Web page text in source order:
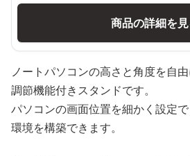
商品の詳細を
ノートパソコンの高さと角度を自
調節機能付きスタンドです。
パソコンの画面位置を細かく設定
環境を構築できます。